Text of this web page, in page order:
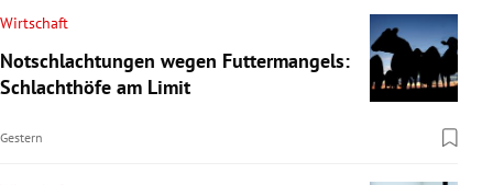
Wirtschaft
Notschlachtungen wegen Futtermangels:
Schlachthöfe am Limit
Gestern